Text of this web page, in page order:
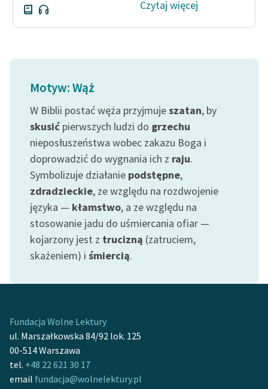
niepełnosprawnościami
feministycznej
Ręce pełne poezji
Kolekcje edukacyjne
twórców przechodzących
do domeny publicznej,
lektur szkolnych oraz
Starego Testamentu
Odkurzamy bohaterów
Szkoła Poezji Wolnych
Lektur
O projekcie
Zespół
Czytaj więcej
Motyw: Wąż
W Biblii postać węża przyjmujeszatan, by
skusić pierwszych ludzi do grzechu
nieposłuszeństwa wobec zakazu Boga i
doprowadzić do wygnania ich z raju.
Symbolizuje działanie podstępne,
zdradzieckie, ze względu na rozdwojenie
języka — kłamstwo, a ze względu na
stosowanie jadu do uśmiercania ofiar —
kojarzony jest z trucizną (zatruciem,
skażeniem) i śmiercią.
Fundacja Wolne Lektury
ul. Marszałkowska 84/92 lok. 125
00-514 Warszawa
tel. +48 22 621 30 17
email fundacja@wolnelektury.pl